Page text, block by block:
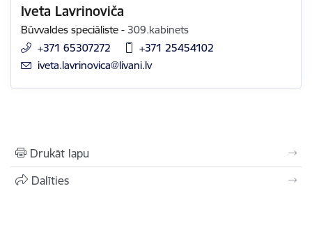
Iveta Lavrinoviča
Būvvaldes speciāliste - 309.kabinets
+371 65307272
+371 25454102
E-pasts:
iveta.lavrinovica@livani.lv
Drukāt lapu
Dalīties